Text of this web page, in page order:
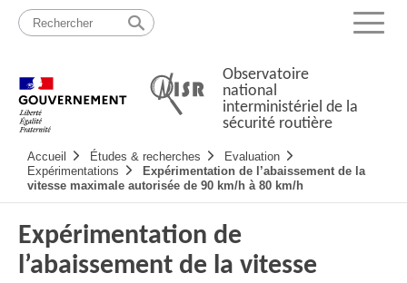
Passer
contenu
Menu
Observatoire
national
interministériel de la
sécurité routière
principale
Accueil Études & recherches
Evaluation
Expérimentations
Expérimentation de l’abaissement de la
vitesse maximale autorisée de 90 km/h à 80 km/h
Expérimentation de
l’abaissement de la vitesse